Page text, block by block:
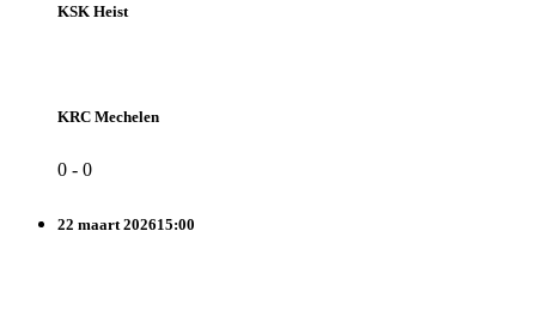
KSK Heist
KRC Mechelen
0 - 0
22 maart 202615:00